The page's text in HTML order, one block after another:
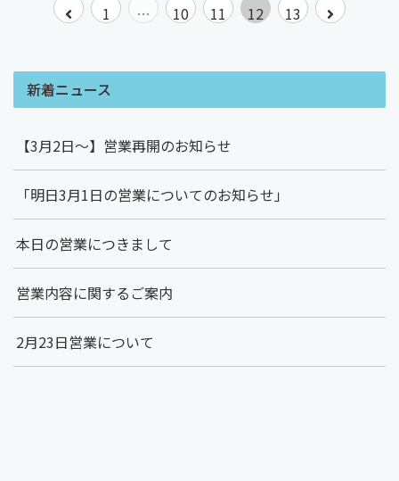
前
1 … 10 11 12 13
次
新着ニュース
【3月2日～】営業再開のお知らせ
「明日3月1日の営業についてのお知らせ」
本日の営業につきまして
営業内容に関するご案内
2月23日営業について